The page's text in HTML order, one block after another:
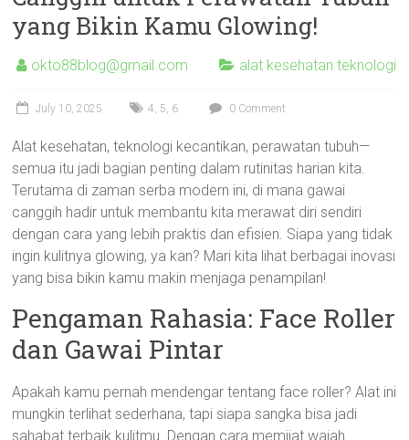
yang Bikin Kamu Glowing!
okto88blog@gmail.com alat kesehatan teknologi
July 10, 2025 4, 5, 6 0 Comment
Alat kesehatan, teknologi kecantikan, perawatan tubuh—
semua itu jadi bagian penting dalam rutinitas harian kita.
Terutama di zaman serba modern ini, di mana gawai
canggih hadir untuk membantu kita merawat diri sendiri
dengan cara yang lebih praktis dan efisien. Siapa yang tidak
ingin kulitnya glowing, ya kan? Mari kita lihat berbagai inovasi
yang bisa bikin kamu makin menjaga penampilan!
Pengaman Rahasia: Face Roller
dan Gawai Pintar
Apakah kamu pernah mendengar tentang face roller? Alat ini
mungkin terlihat sederhana, tapi siapa sangka bisa jadi
sahabat terbaik kulitmu. Dengan cara memijat wajah